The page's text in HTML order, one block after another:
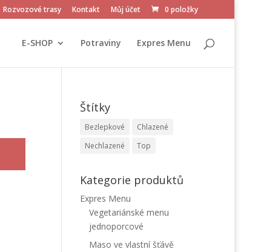
Rozvozové trasy Kontakt Můj účet 0 položky
E-SHOP Potraviny Expres Menu
Štítky
Bezlepkové
Chlazené
Nechlazené
Top
Kategorie produktů
Expres Menu
Vegetariánské menu
jednoporcové
Maso ve vlastní šťávě